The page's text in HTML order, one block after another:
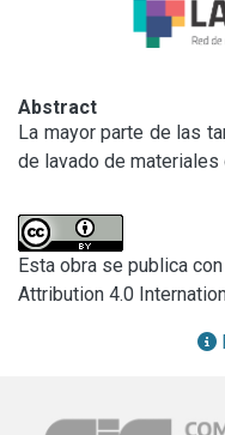
Abstract
La mayor parte de las
de lavado de materiales
Esta obra se publica
Attribution 4.0